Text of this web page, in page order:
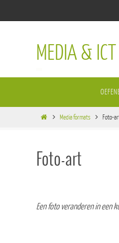
naar
MEDIA &
de
HomeMedia formats Foto-
Foto-art
Een foto veranderen in een